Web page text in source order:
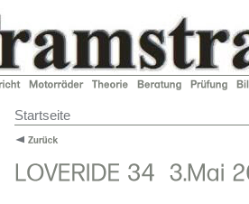
Startseite